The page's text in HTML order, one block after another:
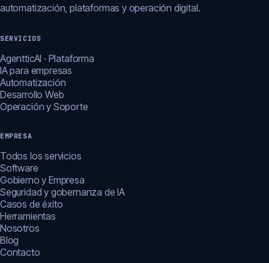
automatización, plataformas y operación digital.
SERVICIOS
AgentticAI · Plataforma
IA para empresas
Automatización
Desarrollo Web
Operación y Soporte
EMPRESA
Todos los servicios
Software
Gobierno y Empresa
Seguridad y gobernanza de IA
Casos de éxito
Herramientas
Nosotros
Blog
Contacto